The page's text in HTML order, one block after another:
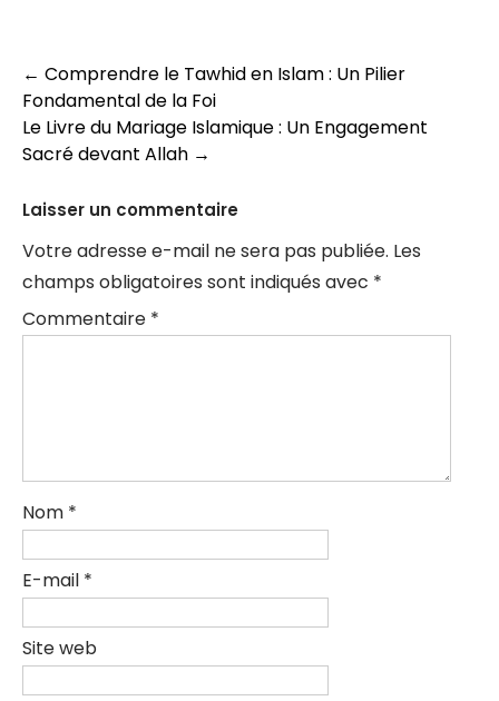
Navigation
des
articles
← Comprendre le Tawhid en Islam : Un Pilier
Fondamental de la Foi
Le Livre du Mariage Islamique : Un Engagement
Sacré devant Allah →
Laisser un commentaire
Votre adresse e-mail ne sera pas publiée. Les
champs obligatoires sont indiqués avec *
Commentaire *
Nom *
E-mail *
Site web